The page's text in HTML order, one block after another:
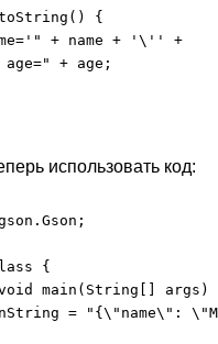
{
+ name + '\'' +
+ age;
использовать код:
{
main(String[] args)
= "{\"name\":